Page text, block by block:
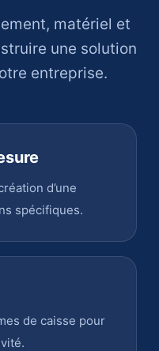
matériel et
une solution
entreprise.
d’une
spécifiques.
de caisse pour